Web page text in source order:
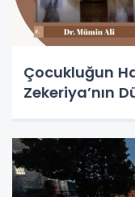
Çocukluğun
Zekeriya’nın